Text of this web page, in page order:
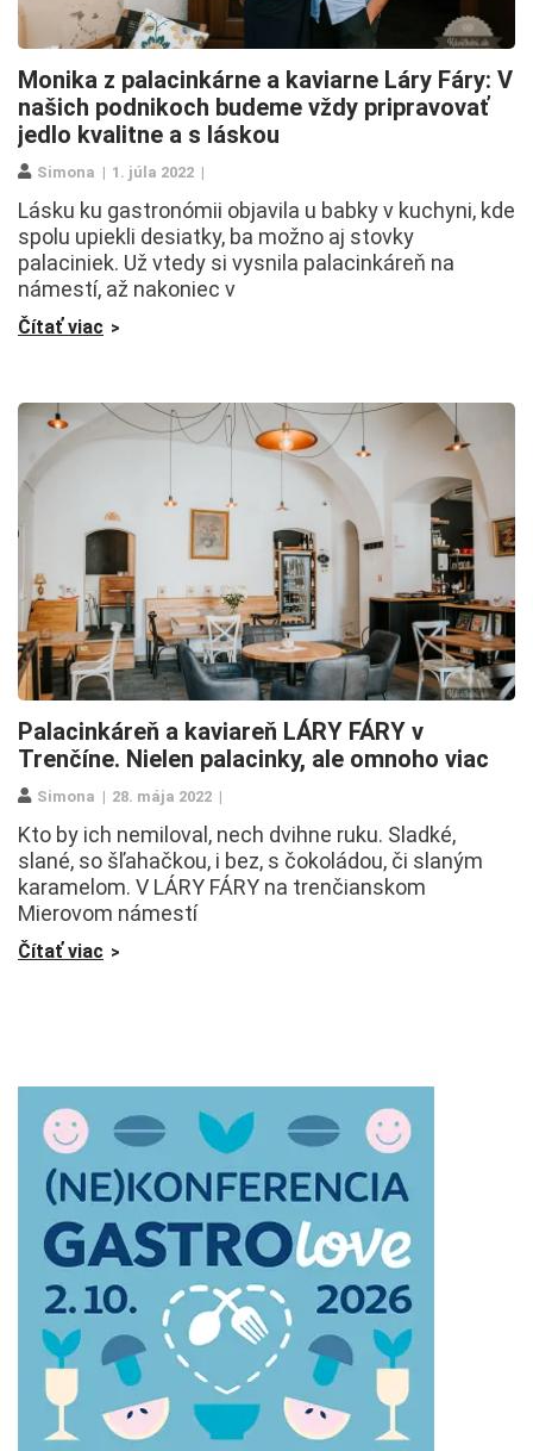
Monika z palacinkárne a kaviarne Láry Fáry: V
našich podnikoch budeme vždy pripravovať
jedlo kvalitne a s láskou
Simona 1. júla 2022
Lásku ku gastronómii objavila u babky v kuchyni, kde
spolu upiekli desiatky, ba možno aj stovky
palaciniek. Už vtedy si vysnila palacinkáreň na
námestí, až nakoniec v
Čítať viac
Palacinkáreň a kaviareň LÁRY FÁRY v
Trenčíne. Nielen palacinky, ale omnoho viac
Simona 28. mája 2022
Kto by ich nemiloval, nech dvihne ruku. Sladké,
slané, so šľahačkou, i bez, s čokoládou, či slaným
karamelom. V LÁRY FÁRY na trenčianskom
Mierovom námestí
Čítať viac